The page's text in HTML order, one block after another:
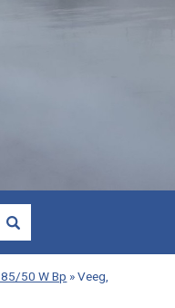
50 W Bp»Veeg,